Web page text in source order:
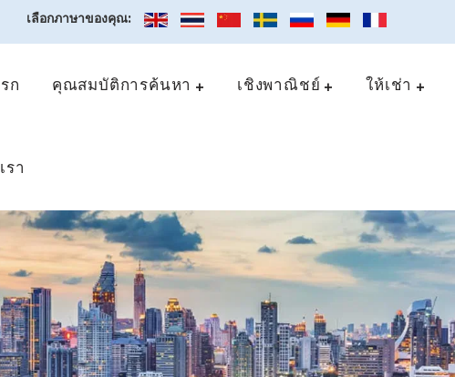
เลือกภาษาของคุณ:
ก คุณสมบัติการค้นหา เชิงพาณิชย์ ให้เช่า
รา